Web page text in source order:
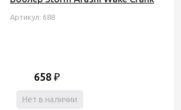
Артикул: 688
658 ₽
Нет в наличии